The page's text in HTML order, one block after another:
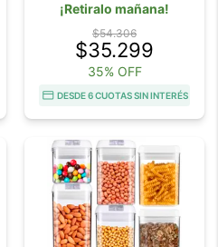
¡Retiralo mañana!
$54.306
$35.299
35% OFF
DESDE 6 CUOTAS SIN INTERÉS